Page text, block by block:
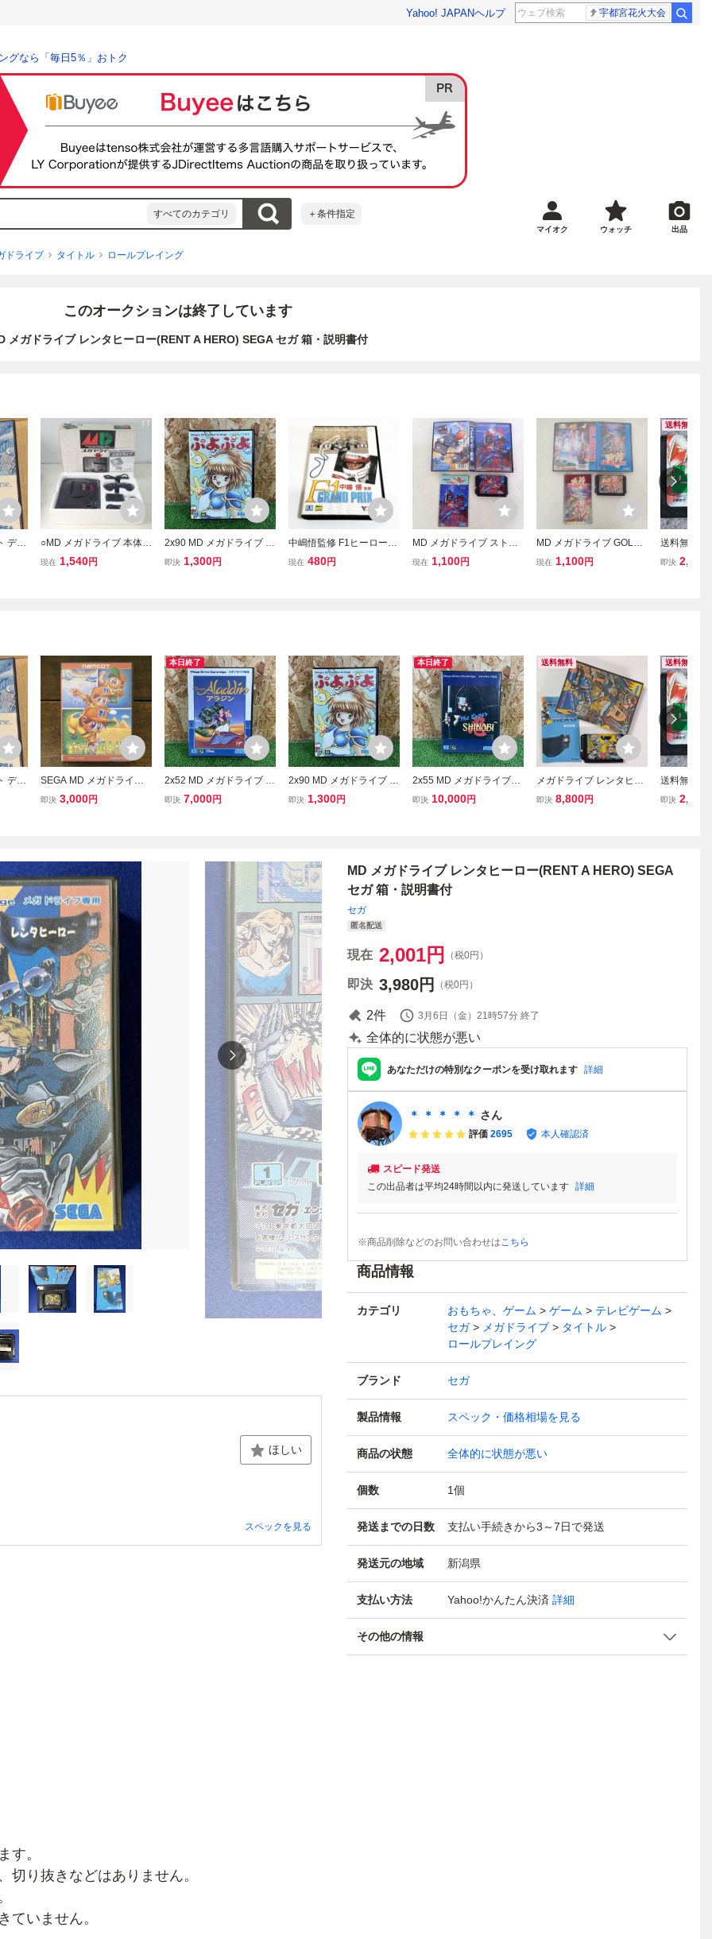
Yahoo! JAPANヘルプ 宇都宮花火大会
グなら「毎日5％」おトク
すべてのカテゴリ ＋条件指定
マイオク ウォッチ 出品
ドライブ タイトル ロールプレイング
このオークションは終了しています
メガドライブ レンタヒーロー(RENT A HERO) SEGA セガ 箱・説明書付
デビ
○MD メガドライブ 本体 H
AA-2510 セガ SEGA 箱説
現在 1,540円
2x90 MD メガドライブ ぷ
よぷよ SEGA セガ 箱 説
即決 1,300円
中嶋悟監修 F1ヒーローM
D 【箱・説明書付き】※
現在 480円
MD メガドライブ ストラ
イダー飛竜 SEGA セガ 箱
現在 1,100円
MD メガドライブ GOLDE
N AXE ゴールデンアック
現在 1,100円
送料無料
送料無料
み）孔雀王
即決 2,000
デビ
SEGA MD メガドライブ
球界道中記 箱 説明書付
即決 3,000円
本日終了
2x52 MD メガドライブ ア
ラジン ディズニー Disney
即決 7,000円
2x90 MD メガドライブ ぷ
よぷよ SEGA セガ 箱 説
即決 1,300円
本日終了
2x55 MD メガドライブ
ザ・スーパー忍 The Supe
即決 10,000円
送料無料
メガドライブ レンタヒー
ロー Mega Drive MD Re
即決 8,800円
送料無料
送料無料
み）孔雀王
即決 2,000
ほしい
スペックを見る
MD メガドライブ レンタヒーロー(RENT A HERO) SEGA
セガ 箱・説明書付
セガ
匿名配送
現在 2,001円 （税0円）
即決 3,980円 （税0円）
2件 3月6日（金）21時57分 終了
全体的に状態が悪い
あなただけの特別なクーポンを受け取れます 詳細
＊ ＊ ＊ ＊ ＊ さん
評価 2695 本人確認済
スピード発送
この出品者は平均24時間以内に発送しています 詳細
※商品削除などのお問い合わせはこちら
商品情報
カテゴリ おもちゃ、ゲーム ゲーム
テレビゲーム
セガ
メガドライブ
タイトル
ロールプレイング
ブランド セガ
製品情報 スペック・価格相場を見る
商品の状態 全体的に状態が悪い
個数 1個
発送までの日数 支払い手続きから3～7日で発送
発送元の地域 新潟県
支払い方法 Yahoo!かんたん決済 詳細
その他の情報